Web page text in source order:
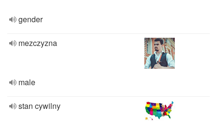
gender
mezczyzna
male
stan cywilny